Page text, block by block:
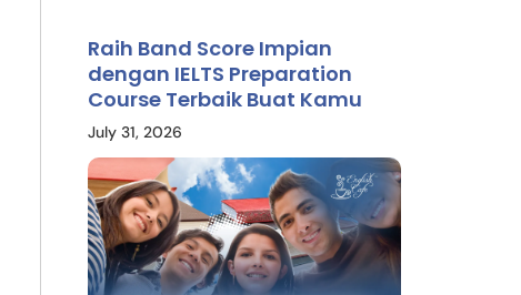
Raih Band Score Impian
dengan IELTS Preparation
Course Terbaik Buat Kamu
July 31, 2026